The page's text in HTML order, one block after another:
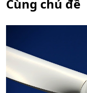
Cùng chủ đề